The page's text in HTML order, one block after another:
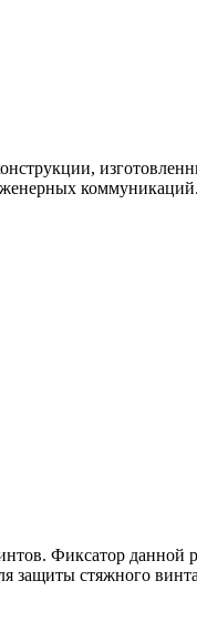
коммуникаций.
Фиксатор данной
защиты стяжного